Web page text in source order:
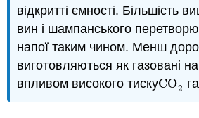
відкритті ємності. Більшість
вин і шампанського
напої таким чином. Менш
виготовляються як газовані
впливом високого тискуCO2
CO2